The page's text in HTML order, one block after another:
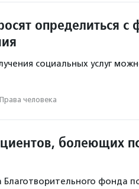
определиться
социальных услуг
Права человека
болеющих
Благотворительного фонда